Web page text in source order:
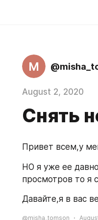
M
August 2, 2020
Снять
Привет всем,у
НО я уже ее
просмотров то я
Давайте,я в вас
@misha_tomson